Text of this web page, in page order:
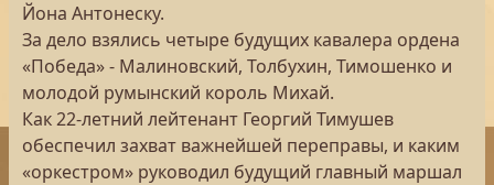
Йона Антонеску.
За дело взялись четыре будущих кавалера ордена
«Победа» - Малиновский, Толбухин, Тимошенко и
молодой румынский король Михай.
Как 22-летний лейтенант Георгий Тимушев
обеспечил захват важнейшей переправы, и каким
«оркестром» руководил будущий главный маршал